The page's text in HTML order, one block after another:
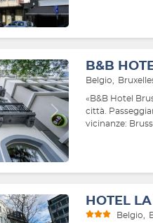
Avanti
B&B
Belgio
«B&B Hotel
città.
vicinanze:
HOTEL
Belgio